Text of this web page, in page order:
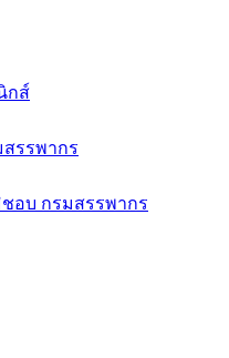
กส์
รรพากร
ชอบ กรมสรรพากร